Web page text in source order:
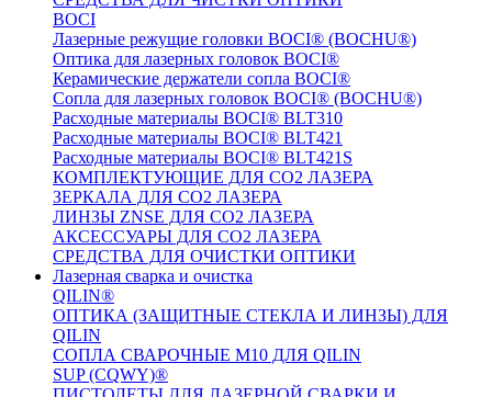
BOCI
Лазерные режущие головки BOCI® (BOCHU®)
Оптика для лазерных головок BOCI®
Керамические держатели сопла BOCI®
Сопла для лазерных головок BOCI® (BOCHU®)
Расходные материалы BOCI® BLT310
Расходные материалы BOCI® BLT421
Расходные материалы BOCI® BLT421S
КОМПЛЕКТУЮЩИЕ ДЛЯ CO2 ЛАЗЕРА
ЗЕРКАЛА ДЛЯ CO2 ЛАЗЕРА
ЛИНЗЫ ZNSE ДЛЯ CO2 ЛАЗЕРА
АКСЕССУАРЫ ДЛЯ CO2 ЛАЗЕРА
СРЕДСТВА ДЛЯ ОЧИСТКИ ОПТИКИ
Лазерная сварка и очистка
QILIN®
ОПТИКА (ЗАЩИТНЫЕ СТЕКЛА И ЛИНЗЫ) ДЛЯ
QILIN
СОПЛА СВАРОЧНЫЕ M10 ДЛЯ QILIN
SUP (CQWY)®